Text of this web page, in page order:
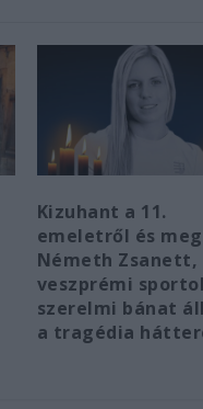
Kizuhant a 11.
emeletről és
Németh Zsanett,
veszprémi
szerelmi bánat
a tragédia